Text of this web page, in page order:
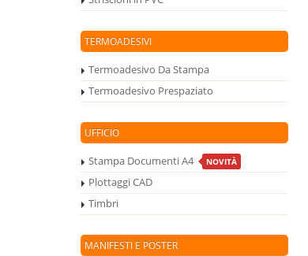
TERMOADESIVI
Termoadesivo Da Stampa
Termoadesivo Prespaziato
UFFICIO
Stampa Documenti A4 NOVITÀ
Plottaggi CAD
Timbri
MANIFESTI E POSTER